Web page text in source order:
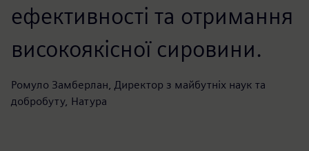
ефективності та отримання
високоякісної сировини.
Ромуло Замберлан, Директор з майбутніх наук та
добробуту, Натура